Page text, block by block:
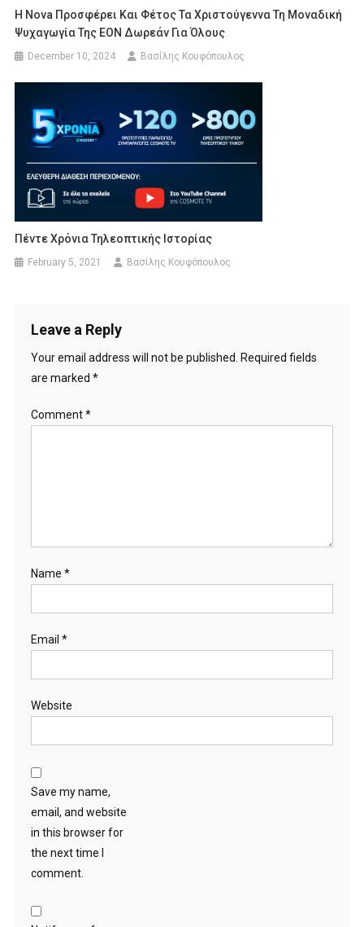
Η Nova Προσφέρει Και Φέτος Τα Χριστούγεννα Τη Μοναδική
Ψυχαγωγία Της EON Δωρεάν Για Όλους
December 10, 2024 Βασίλης Κουφόπουλος
Πέντε Χρόνια Τηλεοπτικής Ιστορίας
February 5, 2021 Βασίλης Κουφόπουλος
Leave a Reply
Your email address will not be published. Required fields
are marked *
Comment*
Name *
Email *
Website
Save my name,
email, and website
in this browser for
the next time I
comment.